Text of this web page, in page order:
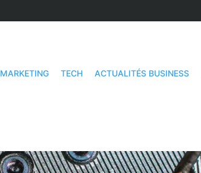
MARKETING TECH ACTUALITÉS BUSINESS